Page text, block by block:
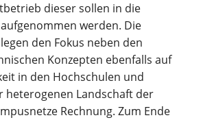
dieser sollen in die
werden. Die
den Fokus neben den
Konzepten ebenfalls auf
in den Hochschulen und
heterogenen Landschaft der
Rechnung. Zum Ende